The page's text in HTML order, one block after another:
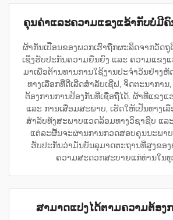
ຄຸນຄ່າແລະຄວາມແຂງແຂ້າກັບບໍ່ມີ
ຜ້າກັນເປື່ອນຂອງພວກເຮົາຖືກຜະລິດຈາກວັດ
ເຊິ່ງຮັບປະກັນຄວາມຍືນຍົງ ແລະ ຄວາມແຂງ
ມາເພື່ອຕ້ານທານການໃຊ້ງານປະຈຳວັນຢ່າງຫັ
ທາງເລືອກທີ່ດີເລີດສຳລັບເຊີຟ, ຈິດຕະນາກາ
ຕ້ອງການການປ້ອງກັນທີ່ເຊື່ອຖືໄດ້. ຜ້າທີ່ແຂງ
ແລະ ການເສື່ອມສະພາບ, ເຮັດໃຫ້ເປັນທາງເ
ສຳລັບທັງສະພາບແວດລ້ອມທາງວິຊາຊີບ ແລ
ແຕ່ລະຜື້ນຈະຜ່ານການກວດສອບຄຸນນະພາບ
ຮັບປະກັນວ່າມັນບັນລຸມາດຕະຖານທີ່ສູງຂອງ
ຄວາມສະດວກສະບາຍແກ່ທ່ານໃນ
ສາມາດແປງໄດ້ຕາມຄວາມຕ້ອງ